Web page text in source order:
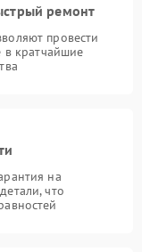
ремонт
провести
в кратчайшие
на
что